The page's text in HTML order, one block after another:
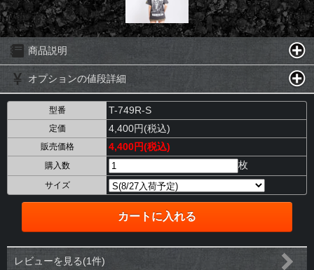
商品説明
オプションの値段詳細
型番 T-749R-S
定価 4,400円(税込)
販売価格 4,400円(税込)
購入数 枚
サイズ
レビューを見る(1件)